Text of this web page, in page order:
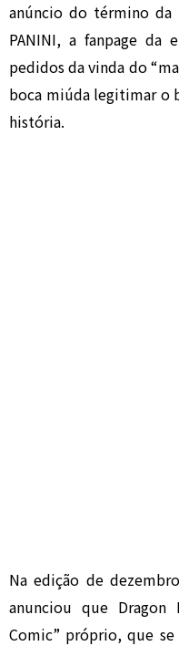
anúncio do término da
PANINI, a fanpage da
pedidos da vinda do
boca miúda legitimar o
história.
Na edição de
anunciou que Dragon
Comic” próprio, que